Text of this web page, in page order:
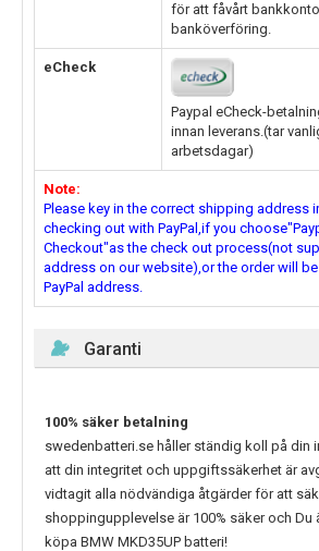
för att fåvårt
banköverföring.
eCheck
Paypal eCheck-
innan leverans.(tar
arbetsdagar)
Note:
Please key in the correct shipping address
checking out with PayPal,if you
Checkout"as the check out process(not
address on our website),or the order will
PayPal address.
Garanti
100% säker betalning
swedenbatteri.se håller ständig koll på din
att din integritet och uppgiftssäkerhet är
vidtagit alla nödvändiga åtgärder för att
shoppingupplevelse är 100% säker och Du
köpa BMW MKD35UP batteri!